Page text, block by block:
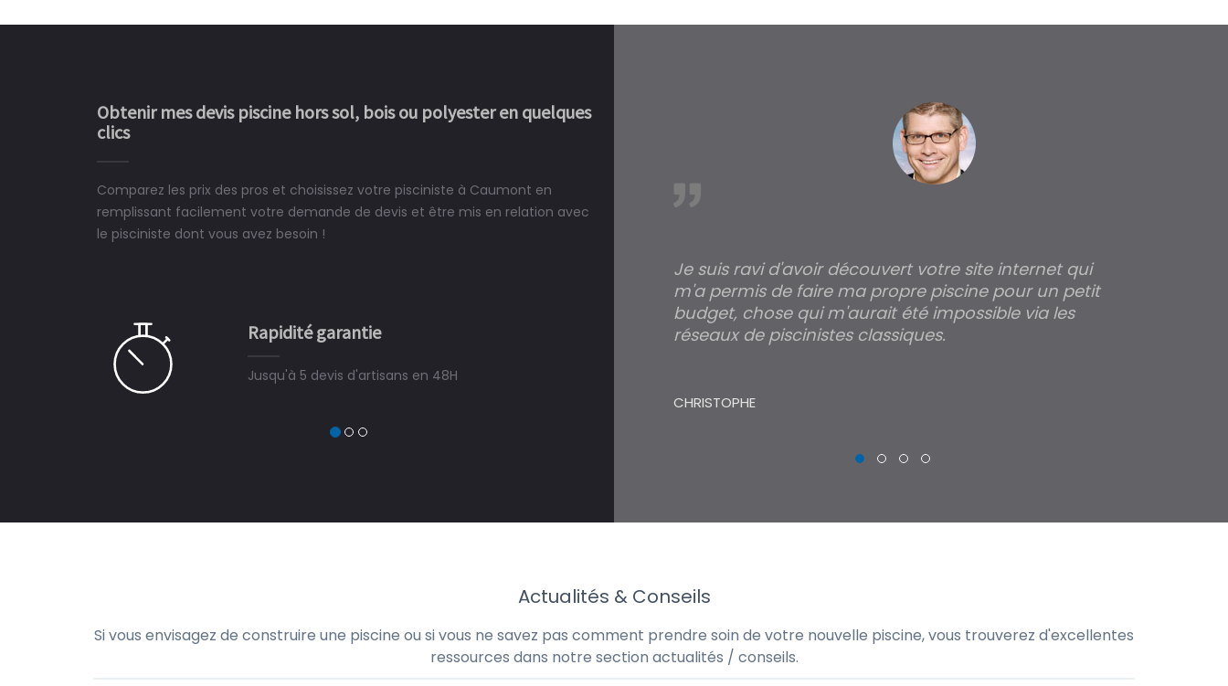
Obtenir mes devis piscine hors sol, bois ou polyester en quelques
clics
Comparez les prix des pros et choisissez votre pisciniste à Caumont en
remplissant facilement votre demande de devis et être mis en relation avec
le pisciniste dont vous avez besoin !
Rapidité garantie
Jusqu'à 5 devis d'artisans en 48H
ne peut plus s'en passer.
Le rêve devient enfin réalité, une piscine est bien
construit chez moi.
Je suis ravi d'avoir découvert votre site internet qui
m'a permis de faire ma propre piscine pour un petit
budget, chose qui m'aurait été impossible via les
réseaux de piscinistes classiques.
CHRISTOPHE
Actualités & Conseils
Si vous envisagez de construire une piscine ou si vous ne savez pas comment prendre soin de votre nouvelle piscine, vous trouverez d'excellentes
ressources dans notre section actualités / conseils.